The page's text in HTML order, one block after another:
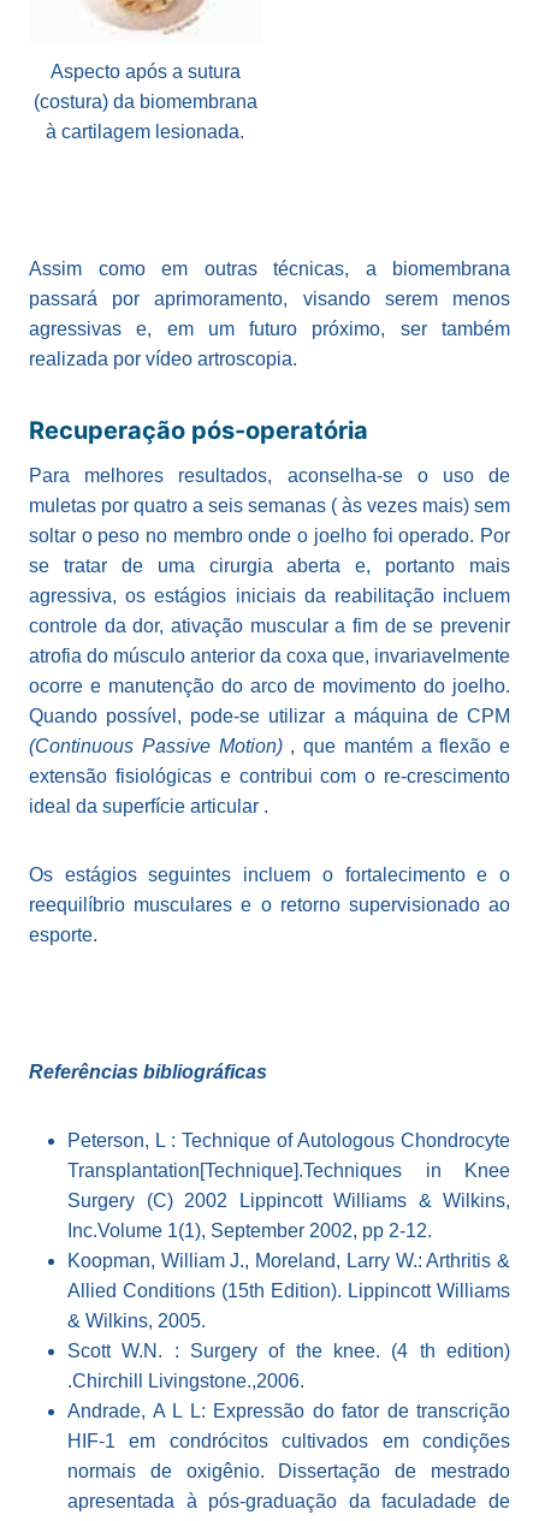
Aspecto após a sutura
(costura) da biomembrana
à cartilagem lesionada.
Assim como em outras técnicas, a biomembrana
passará por aprimoramento, visando serem menos
agressivas e, em um futuro próximo, ser também
realizada por vídeo artroscopia.
Recuperação pós-operatória
Para melhores resultados, aconselha-se o uso de
muletas por quatro a seis semanas ( às vezes mais) sem
soltar o peso no membro onde o joelho foi operado. Por
se tratar de uma cirurgia aberta e, portanto mais
agressiva, os estágios iniciais da reabilitação incluem
controle da dor, ativação muscular a fim de se prevenir
atrofia do músculo anterior da coxa que, invariavelmente
ocorre e manutenção do arco de movimento do joelho.
Quando possível, pode-se utilizar a máquina de CPM
(Continuous Passive Motion), que mantém a flexão e
extensão fisiológicas e contribui com o re-crescimento
ideal da superfície articular .
Os estágios seguintes incluem o fortalecimento e o
reequilíbrio musculares e o retorno supervisionado ao
esporte.
Referências bibliográficas
Peterson, L : Technique of Autologous Chondrocyte
Transplantation[Technique].Techniques in Knee
Surgery (C) 2002 Lippincott Williams & Wilkins,
Inc.Volume 1(1), September 2002, pp 2-12.
Koopman, William J., Moreland, Larry W.: Arthritis &
Allied Conditions (15th Edition). Lippincott Williams
& Wilkins, 2005.
Scott W.N. : Surgery of the knee. (4 th edition)
.Chirchill Livingstone.,2006.
Andrade, A L L: Expressão do fator de transcrição
HIF-1 em condrócitos cultivados em condições
normais de oxigênio. Dissertação de mestrado
apresentada à pós-graduação da faculadade de